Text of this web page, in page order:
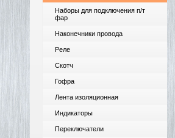
Наборы для подключения п/т
фар
Наконечники провода
Реле
Скотч
Гофра
Лента изоляционная
Индикаторы
Переключатели